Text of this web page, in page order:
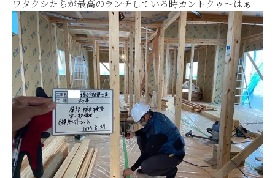
ワタクシたちが最高のランチしている時カントクゥ～はぁ